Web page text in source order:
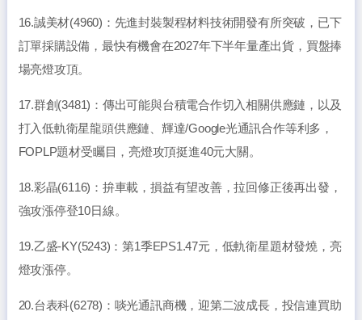
16.誠美材(4960)：先進封裝製程材料技術開發有所突破，已下
訂單採購設備，最快有機會在2027年下半年量產出貨，買盤捧
場亮燈攻頂。
17.群創(3481)：傳出可能與台積電合作切入相關供應鏈，以及
打入低軌衛星龍頭供應鏈、輝達/Google光通訊合作等利多，
FOPLP題材受矚目，亮燈攻頂挺進40元大關。
18.彩晶(6116)：拚車載，損益有望改善，拉回修正後再出發，
強攻漲停登10日線。
19.乙盛-KY(5243)：第1季EPS1.47元，低軌衛星題材發燒，亮
燈攻漲停。
20.台表科(6278)：啖光通訊商機，迎第二波成長，投信連買助